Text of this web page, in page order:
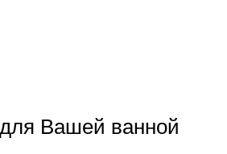
Вашей ванной